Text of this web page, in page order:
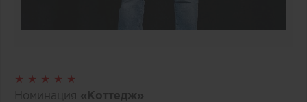
★ ★ ★ ★ ★
Номинация «Коттедж»